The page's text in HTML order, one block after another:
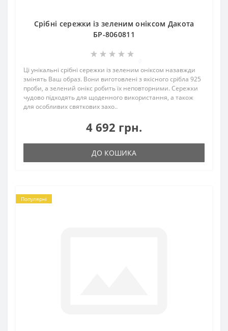
Срібні сережки із зеленим оніксом Дакота
БР-8060811
Ці унікальні срібні сережки із зеленим оніксом назавжди
змінять Ваш образ. Вони виготовлені з якісного срібла 925
проби, а зелений онікс робить їх неповторними. Сережки
чудово підходять для щоденного використання, а також
для особливих святкових захо..
4 692 грн.
ДО КОШИКА
Популярні